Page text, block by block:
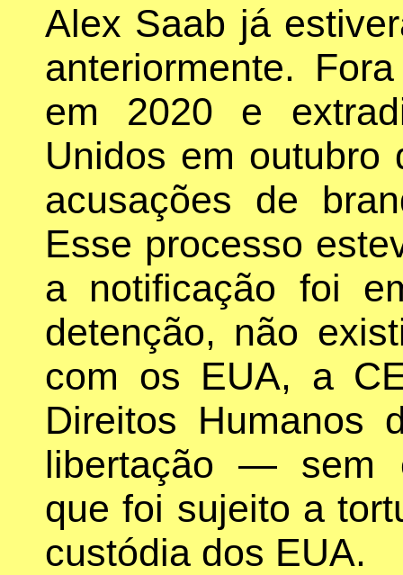
Alex Saab já
anteriormente.
em 2020 e
Unidos em outubro
acusações de
Esse processo
a notificação foi
detenção, não
com os EUA, a
Direitos Humanos
libertação — sem
que foi sujeito a
custódia dos EUA.